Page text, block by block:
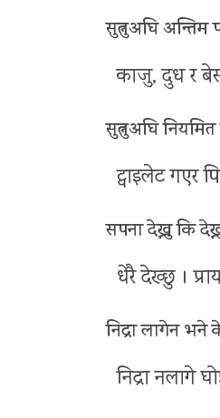
सुत्नुअघि
काजु, दुध र
सुत्नुअघि
ट्वाइलेट गएर
सपना देख्नु कि
धेरै देख्छु ।
निद्रा लागेन भने
निद्रा नलागे